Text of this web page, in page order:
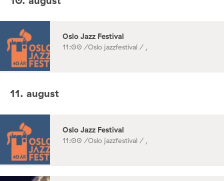
Oslo Jazz Festival
11:00 /Oslo jazzfestival / ,
11. august
Oslo Jazz Festival
11:00 /Oslo jazzfestival / ,